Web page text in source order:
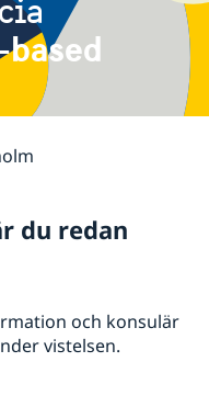
du redan
och konsulär
vistelsen.